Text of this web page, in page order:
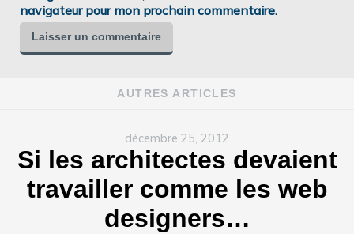
navigateur pour mon prochain commentaire.
AUTRES ARTICLES
décembre 25, 2012
Si les architectes devaient
travailler comme les web
designers…